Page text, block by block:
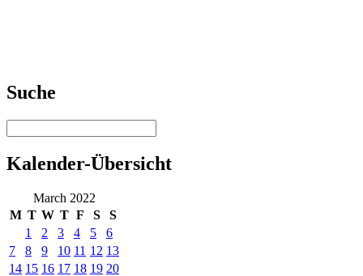
Suche
Kalender-Übersicht
March 2022
M T W T F S
S
1
2 3 4 5
6
7
8 9 10 11 12 13
14 15 16 17 18 19 20